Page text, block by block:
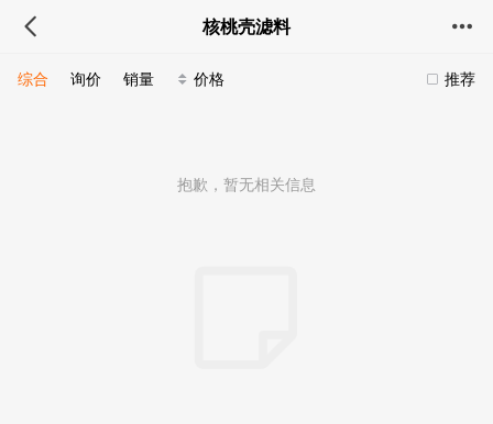
核桃壳滤料
推荐
综合 询价 销量 价格
抱歉，暂无相关信息